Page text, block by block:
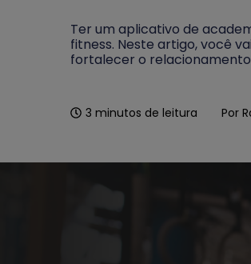
Ter um aplicativo de
fitness. Neste artigo, você
fortalecer o relacionamento
3 minutos de leitura Por